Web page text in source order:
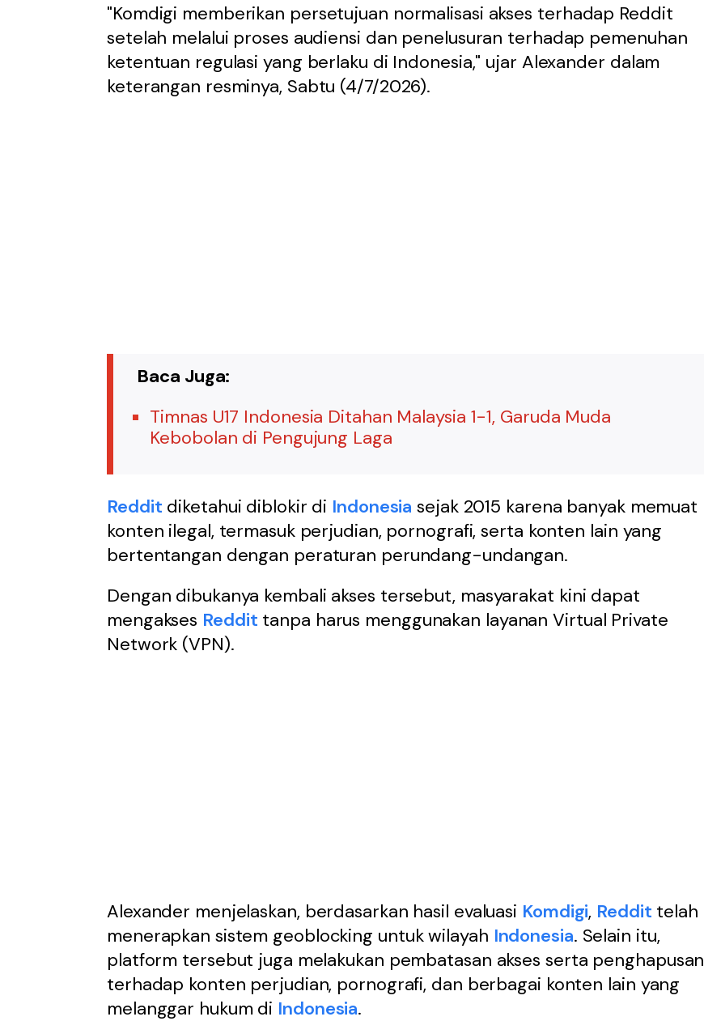
"Komdigi memberikan persetujuan normalisasi akses terhadap Reddit
setelah melalui proses audiensi dan penelusuran terhadap pemenuhan
ketentuan regulasi yang berlaku di Indonesia," ujar Alexander dalam
keterangan resminya, Sabtu (4/7/2026).
Baca Juga:
Timnas U17 Indonesia Ditahan Malaysia 1-1, Garuda Muda
Kebobolan di Pengujung Laga
Reddit diketahui diblokir di Indonesia sejak 2015 karena banyak memuat
konten ilegal, termasuk perjudian, pornografi, serta konten lain yang
bertentangan dengan peraturan perundang-undangan.
Dengan dibukanya kembali akses tersebut, masyarakat kini dapat
mengakses Reddit tanpa harus menggunakan layanan Virtual Private
Network (VPN).
Alexander menjelaskan, berdasarkan hasil evaluasi Komdigi, Reddit telah
menerapkan sistem geoblocking untuk wilayah Indonesia. Selain itu,
platform tersebut juga melakukan pembatasan akses serta penghapusan
terhadap konten perjudian, pornografi, dan berbagai konten lain yang
melanggar hukum di Indonesia.